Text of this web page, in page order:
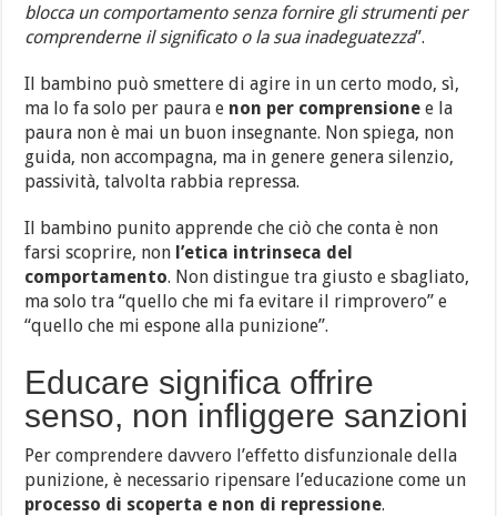
blocca un comportamento senza fornire gli strumenti per
comprenderne il significato o la sua inadeguatezza”.
Il bambino può smettere di agire in un certo modo, sì,
ma lo fa solo per paura e non per comprensionee la
paura non è mai un buon insegnante. Non spiega, non
guida, non accompagna, ma in genere genera silenzio,
passività, talvolta rabbia repressa.
Il bambino punito apprende che ciò che conta è non
farsi scoprire, non l’etica intrinseca del
comportamento. Non distingue tra giusto e sbagliato,
ma solo tra “quello che mi fa evitare il rimprovero” e
“quello che mi espone alla punizione”.
Educare significa offrire
senso, non infliggere sanzioni
Per comprendere davvero l’effetto disfunzionale della
punizione, è necessario ripensare l’educazione come un
processo di scoperta e non di repressione.